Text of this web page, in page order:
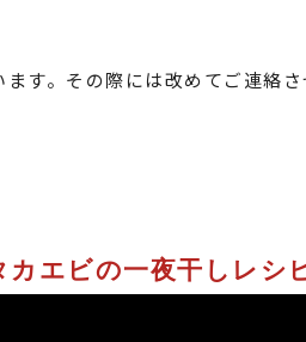
す。その際には改めてご連絡
エビの一夜干しレシ